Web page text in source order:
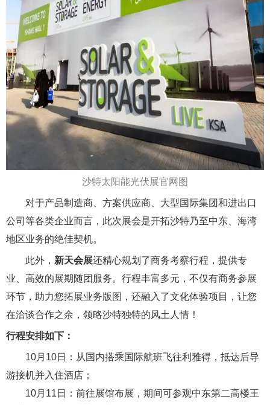
沙特太阳能光伏展官网图
对于产品制造商、方案供应商、大型国际集团和进出口
公司等各类企业而言，此次展会是开拓沙特乃至中东、海湾
地区业务的绝佳契机。
此外， 新天会展还精心规划了商务考察行程，提供专
业、高效的展期随团服务。行程丰富多元，不仅有商务参展
环节，助力您拓展业务版图，还融入了文化体验项目，让您
在洽谈合作之余，领略沙特独特的风土人情！
行程安排如下：
10月10日：从国内搭乘国际航班飞往利雅得，抵达后导
游接机并入住酒店；
10月11日：前往展馆布展，期间可参观中东第二高楼王